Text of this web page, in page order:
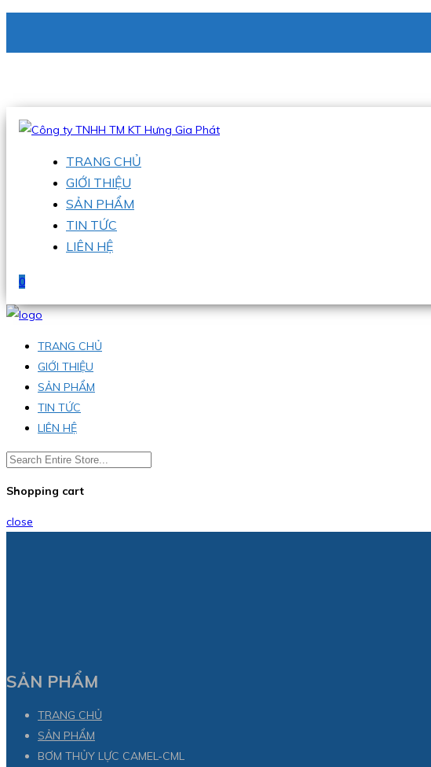
Hotline:0938 336 079
TRANG CHỦ
GIỚI THIỆU
SẢN PHẨM
TIN TỨC
LIÊN HỆ
0
TRANG CHỦ
GIỚI THIỆU
SẢN PHẨM
TIN TỨC
LIÊN HỆ
Shopping cart
close
SẢN PHẨM
TRANG CHỦ
SẢN PHẨM
BƠM THỦY LỰC CAMEL-CML